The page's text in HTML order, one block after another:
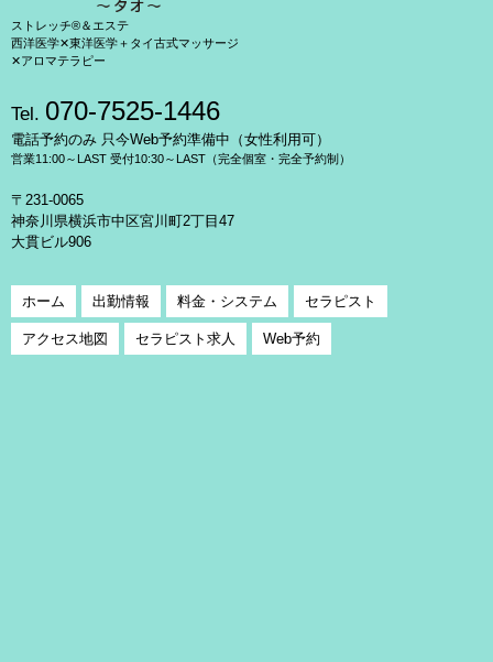
ストレッチ®＆エステ
西洋医学✕東洋医学＋タイ古式マッサージ
✕アロマテラピー
Tel. 070-7525-1446
電話予約のみ 只今Web予約準備中（女性利用可）
営業11:00～LAST 受付10:30～LAST（完全個室・完全予約制）
〒231-0065
神奈川県横浜市中区宮川町2丁目47
大貫ビル906
ホーム 出勤情報 料金・システム セラピスト
アクセス地図 セラピスト求人 Web予約